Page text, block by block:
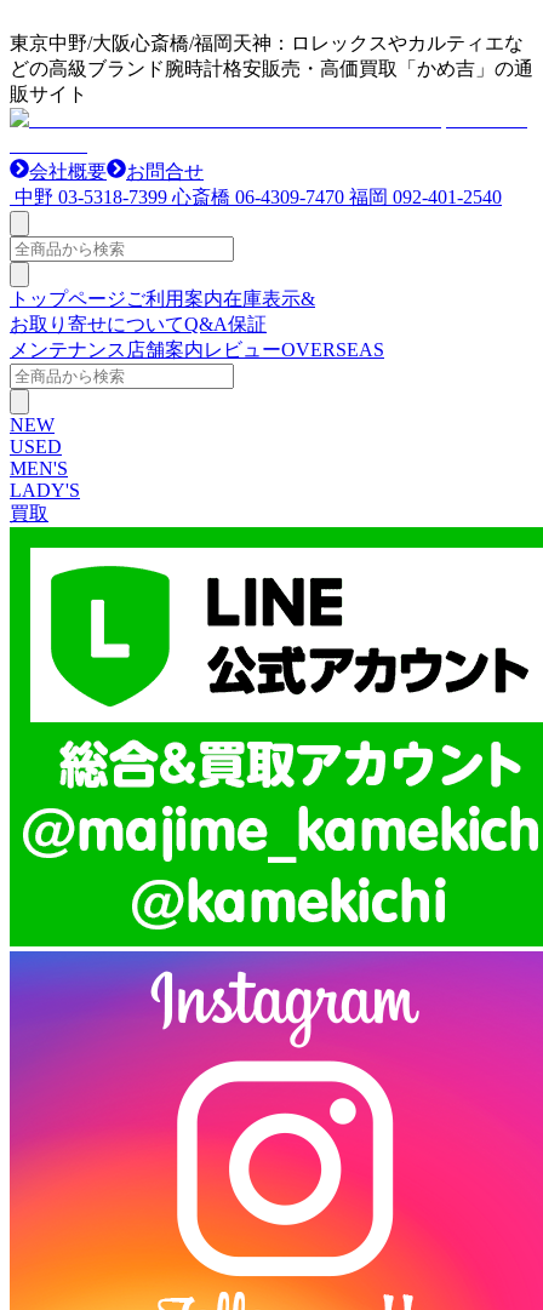
東京中野/大阪心斎橋/福岡天神：ロレックスやカルティエな
どの高級ブランド腕時計格安販売・高価買取「かめ吉」の通
販サイト
会社概要
お問合せ
中野 03-5318-7399 心斎橋 06-4309-7470 福岡 092-401-2540
トップページご利用案内在庫表示&
お取り寄せについてQ&A保証
メンテナンス 店舗案内レビューOVERSEAS
NEW
USED
MEN'S
LADY'S
買取